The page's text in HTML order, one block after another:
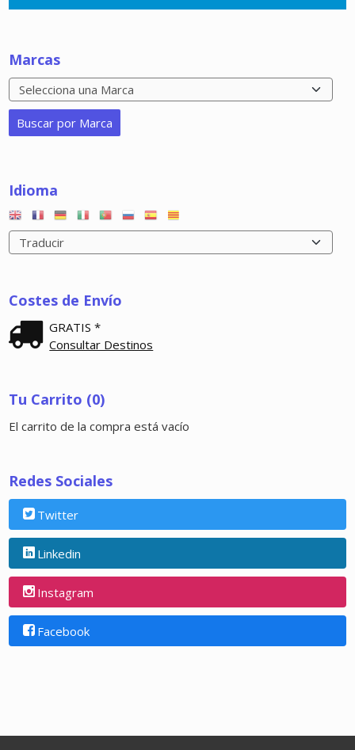
Marcas
Idioma
Costes de Envío
GRATIS *
Consultar Destinos
Tu Carrito (0)
El carrito de la compra está vacío
Redes Sociales
Twitter
Linkedin
Instagram
Facebook